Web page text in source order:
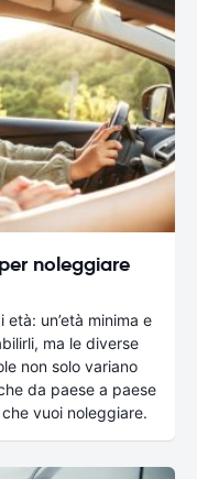
noleggiare
un’età minima e
ma le diverse
non solo variano
da paese a paese
vuoi noleggiare.